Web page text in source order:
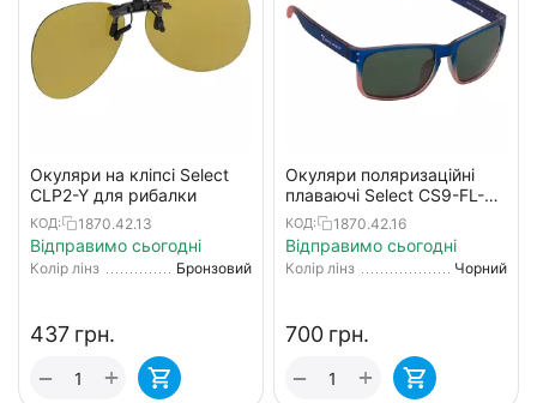
Окуляри на кліпсі Select
CLP2-Y для рибалки
КОД: 1870.42.13
Відправимо сьогодні
Колір лінз Бронзовий
‍437‍ грн.
+
−
Окуляри поляризаційні
плаваючі Select CS9-FL-GR
(плаваючі/ASL покриття)
для рибалки (+жорсткий
футляр)
КОД: 1870.42.16
Відправимо сьогодні
Колір лінз Чорний
‍700‍ грн.
+
−